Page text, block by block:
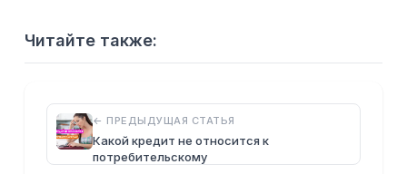
Читайте также:
← ПРЕДЫДУЩАЯ СТАТЬЯ
Какой кредит не относится к
потребительскому